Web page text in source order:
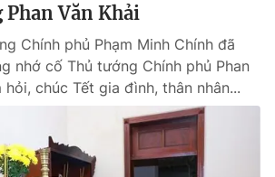
Văn Khải
Chính phủ Phạm Minh Chính đã
nhớ cố Thủ tướng Chính phủ Phan
hỏi, chúc Tết gia đình, thân nhân...